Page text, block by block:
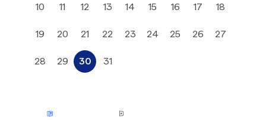
10 11 12 13 14 15 16 17 18
19 20 21 22 23 24 25 26 27
28 29 30 31